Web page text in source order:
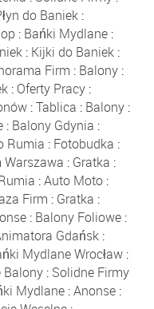
do Baniek:
: Bańki Mydlane :
: Kijki do Baniek :
Firm : Balony :
: Oferty Pracy:
:Tablica : Balony:
: Balony Gdynia :
Rumia : Fotobudka :
Warszawa : Gratka :
:Auto Moto :
Firm : Gratka :
: Balony Foliowe :
Gdańsk :
Mydlane Wrocław:
Balony: Solidne Firmy
Mydlane:Anonse: